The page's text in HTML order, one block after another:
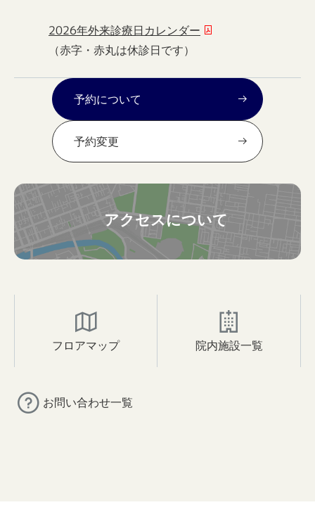
2026年外来診療日カレンダー
（赤字・赤丸は休診日です）
予約について
予約変更
アクセスについて
フロアマップ 院内施設一覧
お問い合わせ一覧